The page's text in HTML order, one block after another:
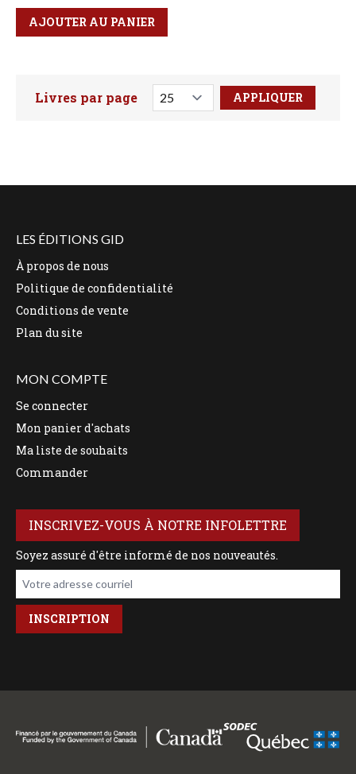
Qté
Format
AJOUTER AU PANIER
Faites votre recherche ici
Livres par page
LES ÉDITIONS GID
À propos de nous
Politique de confidentialité
Conditions de vente
Plan du site
MON COMPTE
Se connecter
Mon panier d'achats
Ma liste de souhaits
Commander
INSCRIVEZ-VOUS À NOTRE INFOLETTRE
Soyez assuré d'être informé de nos nouveautés.
Votre adresse courriel